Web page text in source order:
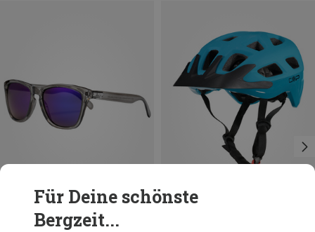
Für Deine schönste
Bergzeit...